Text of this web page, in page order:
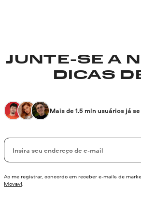
JUNTE-SE A
DICAS
Mais de 1.5 mln usuários já
Seu e-mail
Ao me registrar, concordo em receber e-mails de
Movavi.